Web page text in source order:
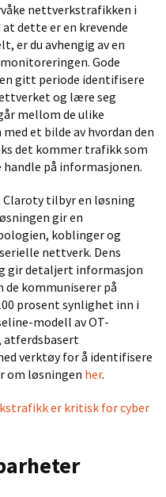
nettverkstrafikken i
dette er en krevende
er du avhengig av en
Gode
gitt periode identifisere
og lære seg
mellom de ulike
et bilde av hvordan den
det kommer trafikk som
på informasjonen.
tilbyr en løsning
gir en
koblinger og
nettverk. Dens
gir detaljert informasjon
de kommuniserer på
prosent synlighet inn i
modell av OT-
verktøy for å identifisere
om løsningen her.
er kritisk for cyber